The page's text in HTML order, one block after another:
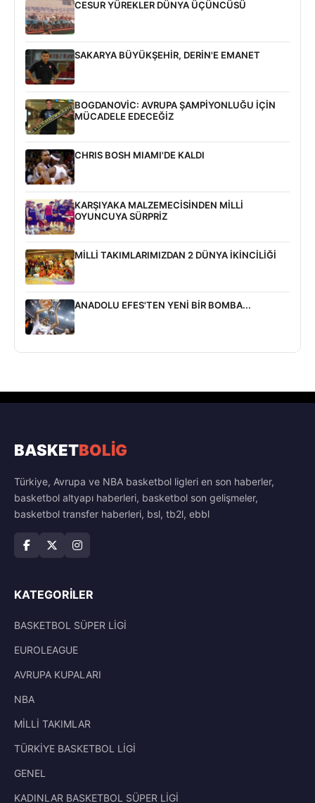
CESUR YÜREKLER DÜNYA ÜÇÜNCÜSÜ
SAKARYA BÜYÜKŞEHİR, DERİN'E EMANET
BOGDANOVİC: AVRUPA ŞAMPİYONLUĞU İÇİN
MÜCADELE EDECEĞİZ
CHRIS BOSH MIAMI'DE KALDI
KARŞIYAKA MALZEMECİSİNDEN MİLLİ
OYUNCUYA SÜRPRİZ
MİLLİ TAKIMLARIMIZDAN 2 DÜNYA İKİNCİLİĞİ
ANADOLU EFES'TEN YENİ BİR BOMBA...
BASKETBOLİG
Türkiye, Avrupa ve NBA basketbol ligleri en son haberler,
basketbol altyapı haberleri, basketbol son gelişmeler,
basketbol transfer haberleri, bsl, tb2l, ebbl
KATEGORILER
BASKETBOL SÜPER LİGİ
EUROLEAGUE
AVRUPA KUPALARI
NBA
MİLLİ TAKIMLAR
TÜRKİYE BASKETBOL LİGİ
GENEL
KADINLAR BASKETBOL SÜPER LİGİ